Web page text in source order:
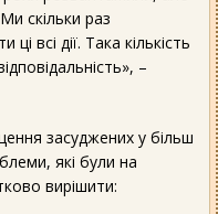
скільки раз
всі дії. Така кількість
–
засуджених у більш
які були на
вирішити: